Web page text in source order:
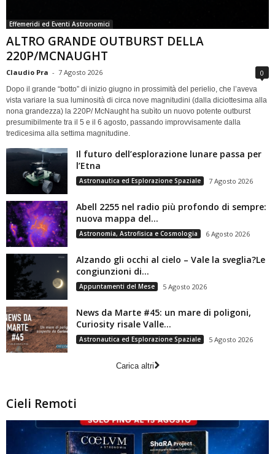
Effemeridi ed Eventi Astronomici
ALTRO GRANDE OUTBURST DELLA
220P/MCNAUGHT
Claudio Pra - 7 Agosto 2026 0
Dopo il grande “botto” di inizio giugno in prossimità del perielio, che l’aveva
vista variare la sua luminosità di circa nove magnitudini (dalla diciottesima alla
nona grandezza) la 220P/ McNaught ha subìto un nuovo potente outburst
presumibilmente tra il 5 e il 6 agosto, passando improvvisamente dalla
tredicesima alla settima magnitudine.
Il futuro dell’esplorazione lunare passa per
l’Etna
Astronautica ed Esplorazione Spaziale 7 Agosto 2026
Abell 2255 nel radio più profondo di sempre:
nuova mappa del...
Astronomia, Astrofisica e Cosmologia 6 Agosto 2026
Alzando gli occhi al cielo – Vale la sveglia?Le
congiunzioni di...
Appuntamenti del Mese 5 Agosto 2026
News da Marte #45: un mare di poligoni,
Curiosity risale Valle...
Astronautica ed Esplorazione Spaziale 5 Agosto 2026
Carica altri
Cieli Remoti